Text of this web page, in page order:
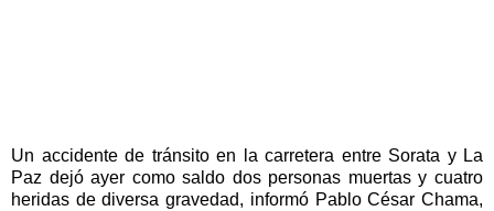
Un accidente de tránsito en la carretera entre Sorata y La
Paz dejó ayer como saldo dos personas muertas y cuatro
heridas de diversa gravedad, informó Pablo César Chama,